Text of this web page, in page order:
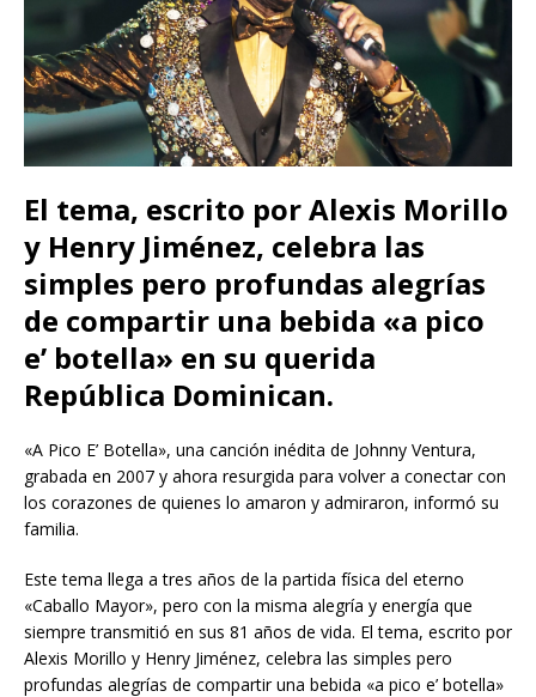
El tema, escrito por Alexis Morillo
y Henry Jiménez, celebra las
simples pero profundas alegrías
de compartir una bebida «a pico
e’ botella» en su querida
República Dominican.
«A Pico E’ Botella», una canción inédita de Johnny Ventura,
grabada en 2007 y ahora resurgida para volver a conectar con
los corazones de quienes lo amaron y admiraron, informó su
familia.
Este tema llega a tres años de la partida física del eterno
«Caballo Mayor», pero con la misma alegría y energía que
siempre transmitió en sus 81 años de vida. El tema, escrito por
Alexis Morillo y Henry Jiménez, celebra las simples pero
profundas alegrías de compartir una bebida «a pico e’ botella»